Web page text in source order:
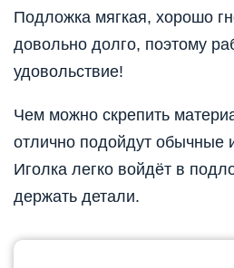
Подложка мягкая, хорошо
довольно долго, поэтому
удовольствие!
Чем можно скрепить
отлично подойдут обычные
Иголка легко войдёт в
держать детали.